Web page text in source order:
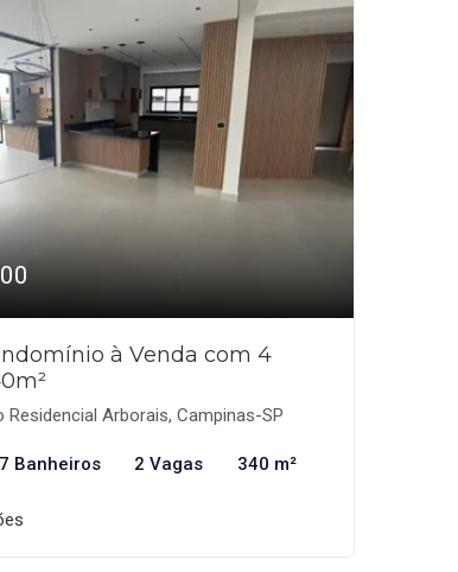
à Venda com 4
Arborais, Campinas-SP
7 Banheiros 2 Vagas 340 m²